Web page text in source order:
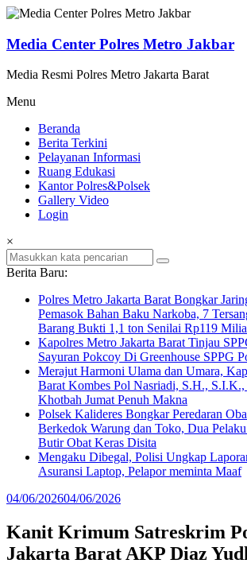
Lompat
konten
Media Center Polres Metro Jakbar
Media Resmi Polres Metro Jakarta Barat
Menu
Beranda
Berita Terkini
Pelayanan Informasi
Ruang Edukasi
Kantor Polres&Polsek
Gallery Video
Login
×
Berita Baru:
Polres Metro Jakarta Barat Bongkar
Pemasok Bahan Baku Narkoba, 7
Barang Bukti 1,1 ton Senilai Rp119
Kapolres Metro Jakarta Barat Tinjau
Sayuran Pokcoy Di Greenhouse SPPG
Merajut Harmoni Ulama dan Umara,
Barat Kombes Pol Nasriadi, S.H.,
Khotbah Jumat Penuh Makna
Polsek Kalideres Bongkar Peredaran
Berkedok Warung dan Toko, Dua
Butir Obat Keras Disita
Mengaku Dibegal, Polisi Ungkap
Asuransi Laptop, Pelapor meminta Maaf
04/06/202604/06/2026
Kanit Krimum Satreskrim
Jakarta Barat AKP Diaz